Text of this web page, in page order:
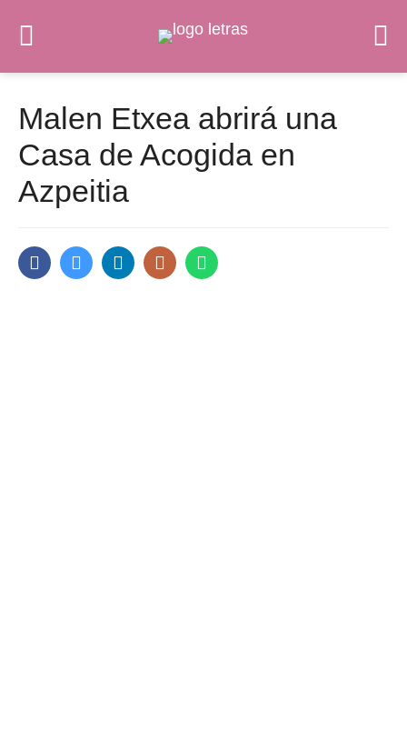
Malen Etxea abrirá una
Casa de Acogida en
Azpeitia